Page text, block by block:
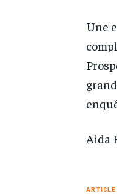
Une
Aida
ARTICLE